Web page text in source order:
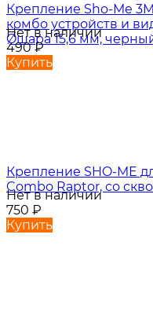
Крепление Sho-Me
комбо устройств и
Øшара 15,6 мм,
Нет в наличии
490₽
Купить
Крепление SHO-ME
Combo Raptor, со
Нет в наличии
750 ₽
Купить